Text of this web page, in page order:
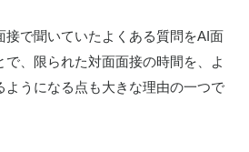
接で聞いていたよくある質問をAI面
、限られた対面面接の時間を、よ
ようになる点も大きな理由の一つで